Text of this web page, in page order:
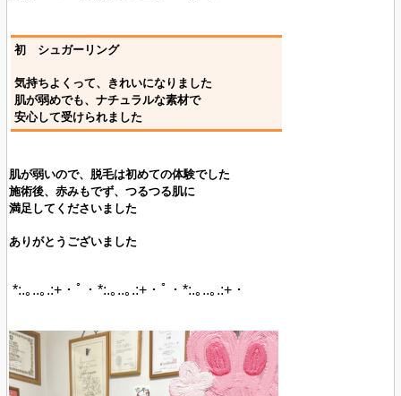
初 シュガーリング
気持ちよくって、きれいになりました
肌が弱めでも、ナチュラルな素材で
安心して受けられました
肌が弱いので、脱毛は初めての体験でした
施術後、赤みもでず、つるつる肌に
満足してくださいました
ありがとうございました
*:.｡..｡.:+・ﾟ・*:.｡..｡.:+・ﾟ・*:.｡..｡.:+・